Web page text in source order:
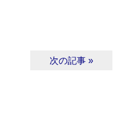
次の記事 »